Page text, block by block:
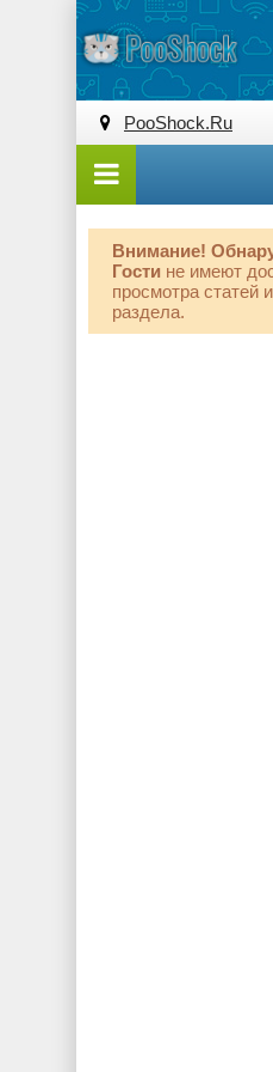
PooShock.Ru
Внимание!
Гости не имеют
просмотра статей
раздела.